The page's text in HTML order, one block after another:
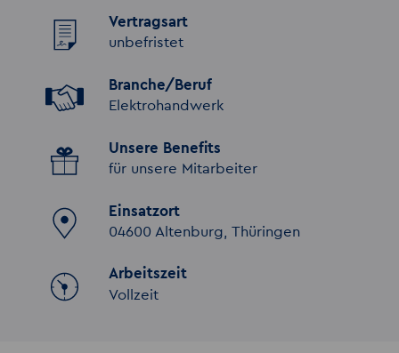
Vertragsart
unbefristet
Branche/Beruf
Elektrohandwerk
Unsere Benefits
für unsere Mitarbeiter
Einsatzort
04600 Altenburg, Thüringen
Arbeitszeit
Vollzeit